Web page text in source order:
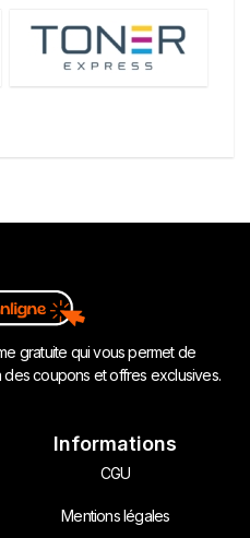
gratuite qui vous permet de
coupons et offres exclusives.
Informations
CGU
Mentions légales